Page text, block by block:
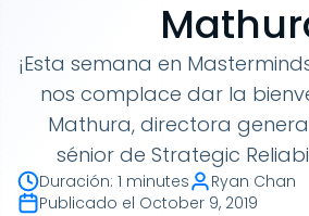
¡Esta semana en
nos complace dar la
Mathura, directora
sénior de Strategic
Duración: 1 minutes
Ryan Chan
Publicado el October 9, 2019